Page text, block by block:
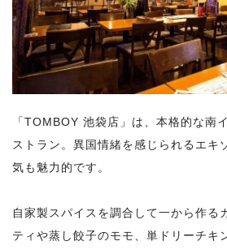
「TOMBOY 池袋店」は、本格的な南
ストラン。異国情緒を感じられるエキ
気も魅力的です。
自家製スパイスを調合して一から作る
ティや蒸し餃子のモモ、単ドリーチキ